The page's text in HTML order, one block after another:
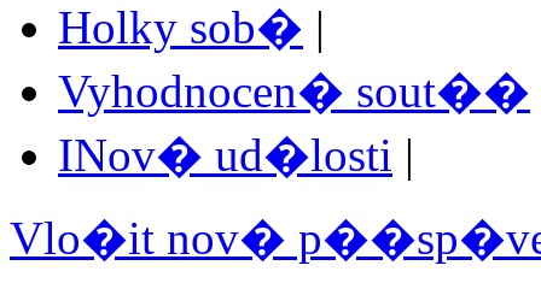
Holky sob� |
Vyhodnocen� sout��
INov� ud�losti |
Vlo�it nov�